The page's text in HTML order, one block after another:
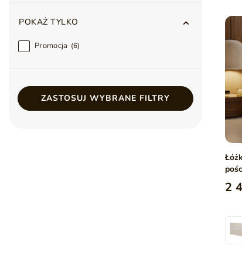
POKAŻ TYLKO
Promocja 6
ZASTOSUJ WYBRANE FILTRY
2